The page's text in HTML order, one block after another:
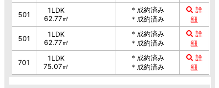
501
1LDK
62.77㎡
＊成約済み
＊成約済み
詳
細
501
1LDK
62.77㎡
＊成約済み
＊成約済み
詳
細
701
1LDK
75.07㎡
＊成約済み
＊成約済み
詳
細